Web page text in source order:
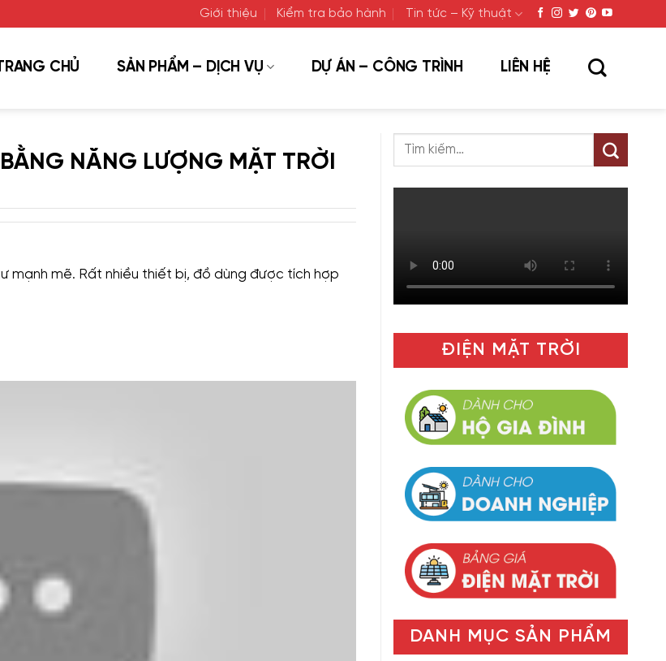
Giới thiệu Kiểm tra bảo hành Tin tức – Kỹ thuật
CHỦ SẢN PHẨM – DỊCH VỤ DỰ ÁN – CÔNG TRÌNH LIÊN HỆ
NĂNG LƯỢNG MẶT TRỜI
mẽ. Rất nhiều thiết bị, đồ dùng được tích hợp
ĐIỆN MẶT TRỜI
DANH MỤC SẢN PHẨM